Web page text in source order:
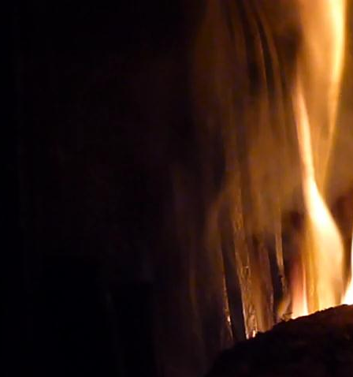
Oenotourisme:
ACHETER LES BONS
Vignes et vin
Visite du vignoble